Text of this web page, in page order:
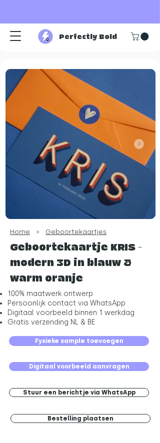
Perfectly Bold
Home > Geboortekaartjes
Geboortekaartje KRIS -
modern 3D in blauw &
warm oranje
100% maatwerk ontwerp
Persoonlijk contact via WhatsApp
Digitaal voorbeeld binnen 1 werkdag
Gratis verzending NL & BE
Fysieke sample toevoegen
Digitaal voorbeeld aanvragen
Stuur een berichtje via WhatsApp
Bestelling plaatsen